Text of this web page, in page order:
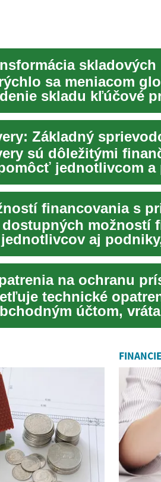
sa meniacom
skladu kľúčové
Základný
sú dôležitými
jednotlivcom
financovania s
možností
aj
...
technické
účtom,
FINANCIE